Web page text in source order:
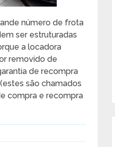
número de frota
ser estruturadas
a locadora
removido de
de recompra
são chamados
compra e recompra